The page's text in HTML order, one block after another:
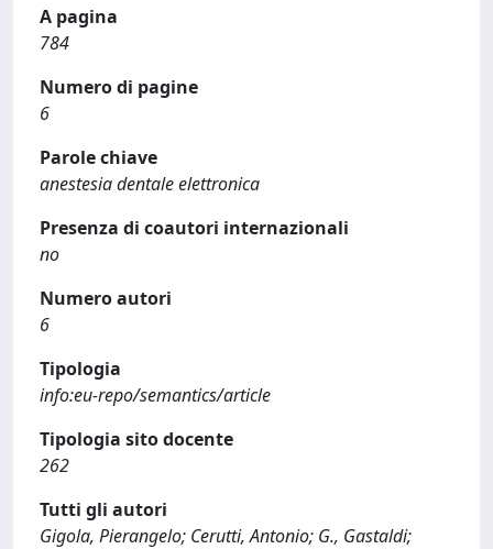
A pagina
784
Numero di pagine
6
Parole chiave
anestesia dentale elettronica
Presenza di coautori internazionali
no
Numero autori
6
Tipologia
info:eu-repo/semantics/article
Tipologia sito docente
262
Tutti gli autori
Gigola, Pierangelo; Cerutti, Antonio; G., Gastaldi;